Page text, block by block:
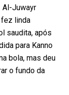
Al-Juwayr
fez linda
saudita, após
para Kanno
bola, mas deu
o fundo da